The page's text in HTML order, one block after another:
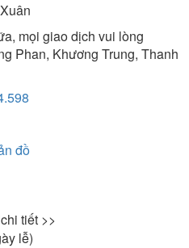
Phan, Khương Trung, Thanh
đồ
chi tiết >>
lễ)